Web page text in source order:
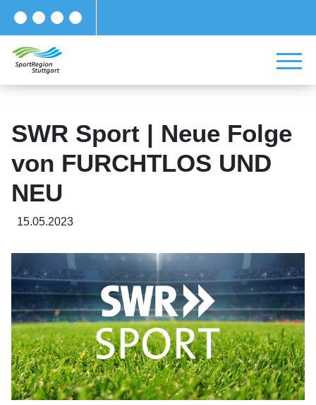
SWR Sport | Neue Folge
von FURCHTLOS UND
NEU
15.05.2023